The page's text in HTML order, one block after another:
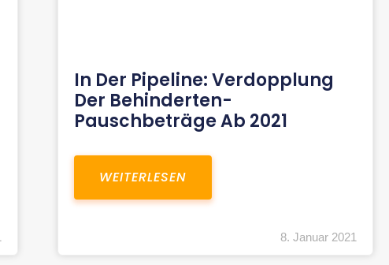
In Der Pipeline: Verdopplung
Der Behinderten-
Pauschbeträge Ab 2021
WEITERLESEN
8. Januar 2021